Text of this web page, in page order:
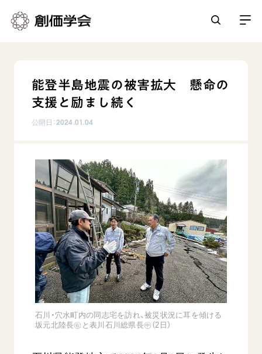
人間革命
日蓮大聖人の仏法（教学入門）
釈尊～法華経
日蓮大聖人
創価学会の三代会長
初代会長・牧口常三郎先生
第2代会長・戸田城聖先生
第3代会長・池田大作先生
日常の活動
仏法を学ぶ
仏法を語る
主な行事
年間の活動について
友人葬
「平和の文化」を構築
核兵器の廃絶に向け連帯を拡大
「人権文化」「ジェンダー平等」を促進
「持続可能な開発目標（SDGs）」の取り組み
人道支援
音楽活動
展示活動
図書贈呈
世界の創価学会
各国ウェブサイト
世界の創価学会の歴史
基本情報
創価学会 会憲
創価学会 会則
創価学会 社会憲章
組織・機構
会長・理事長・各部長の紹介
会員サポート
座談会御書ｅ講義
小説『新・人間革命』『人間革命』要旨
御書検索［新版］
関連リンク
創価学会総本部
ご意見
能登半島地震の被害拡大 懸命の
支援と励まし続く
公開日：2024.01.04
石川・穴水町内の同志宅を訪れ、被災状況に耳を傾ける
坂元北陸長㊨と表川石川総県長㊥（2日）